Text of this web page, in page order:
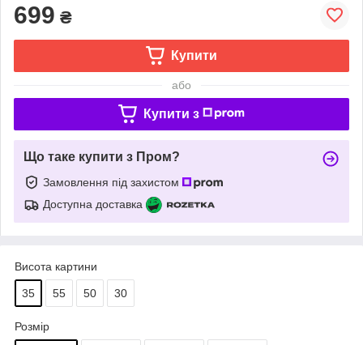
699 ₴
Купити
або
Купити з
Що таке купити з Пром?
Замовлення під захистом
Доступна доставка
Висота картини
35 55 50 30
Розмір